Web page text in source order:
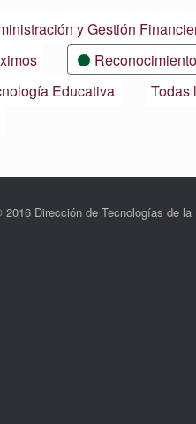
y Gestión
Educativa
Todas
Vistas
2016 Dirección de Tecnologías de